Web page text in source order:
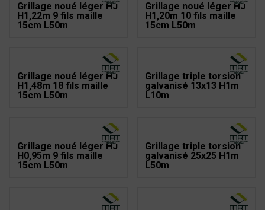
Grillage noué léger HJ
H1,22m 9 fils maille
15cm L50m
Grillage noué léger HJ
H1,20m 10 fils maille
15cm L50m
Grillage noué léger HJ
H1,48m 18 fils maille
15cm L50m
Grillage triple torsion
galvanisé 13x13 H1m
L10m
Grillage noué léger HJ
H0,95m 9 fils maille
15cm L50m
Grillage triple torsion
galvanisé 25x25 H1m
L50m